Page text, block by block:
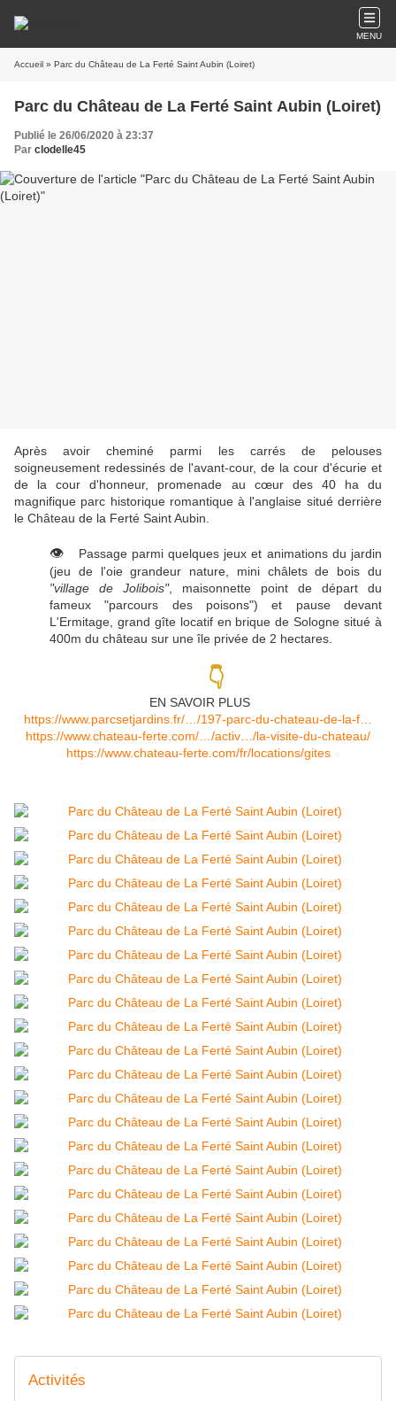
MENU
Accueil » Parc du Château de La Ferté Saint Aubin (Loiret)
Parc du Château de La Ferté Saint Aubin (Loiret)
Publié le 26/06/2020 à 23:37
Par clodelle45
Après avoir cheminé parmi les carrés de pelouses
soigneusement redessinés de l'avant-cour, de la cour d'écurie et
de la cour d'honneur, promenade au cœur des 40 ha du
magnifique parc historique romantique à l'anglaise situé derrière
le Château de la Ferté Saint Aubin.
👁 Passage parmi quelques jeux et animations du jardin
(jeu de l'oie grandeur nature, mini châlets de bois du
"village de Jolibois", maisonnette point de départ du
fameux "parcours des poisons") et pause devant
L'Ermitage, grand gîte locatif en brique de Sologne situé à
400m du château sur une île privée de 2 hectares.
👇
EN SAVOIR PLUS
https://www.parcsetjardins.fr/…/197-parc-du-chateau-de-la-f…
https://www.chateau-ferte.com/…/activ…/la-visite-du-chateau/
https://www.chateau-ferte.com/fr/locations/gites
Activités